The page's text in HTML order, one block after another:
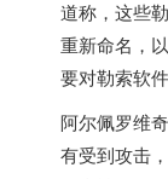
道称，这些
重新命名，
要对勒索软
阿尔佩罗维
有受到攻击